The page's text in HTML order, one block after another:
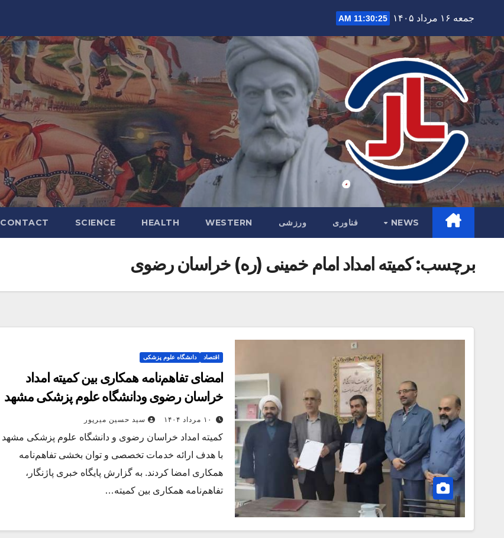
content
جمعه ۱۶ مرداد ۱۴۰۵ 11:30:27 AM
NEWS فناوری ورزشی WESTERN
HEALTH
SCIENCE
CONTACT
برچسب:کمیته امداد امام خمینی (ره) خراسان رضوی
اقتصاد دانشگاه علوم پزشکی
امضای تفاهم‌نامه همکاری بین کمیته امداد
خراسان رضوی ودانشگاه علوم پزشکی مشهد
۱۰ مرداد ۱۴۰۴ سید حسین میرپور
کمیته امداد خراسان رضوی و دانشگاه علوم پزشکی مشهد
با هدف ارائه خدمات تخصصی و توان بخشی تفاهم‌نامه
همکاری امضا کردند. به گزارش پایگاه خبری پاژنگار،
تفاهم‌نامه همکاری بین کمیته…